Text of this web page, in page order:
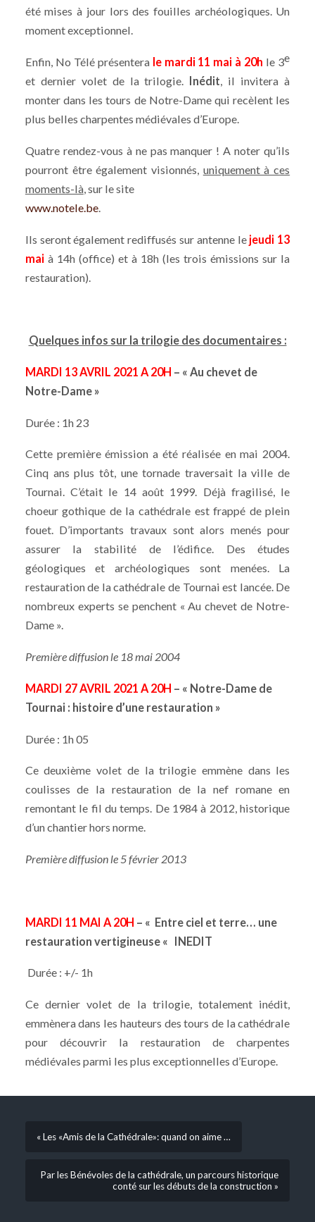
été mises à jour lors des fouilles archéologiques. Un
moment exceptionnel.
Enfin, No Télé présentera le mardi 11 mai à 20h le 3e
et dernier volet de la trilogie. Inédit, il invitera à
monter dans les tours de Notre-Dame qui recèlent les
plus belles charpentes médiévales d’Europe.
Quatre rendez-vous à ne pas manquer ! A noter qu’ils
pourront être également visionnés, uniquement à ces
moments-là, sur le site
www.notele.be.
Ils seront également rediffusés sur antenne le jeudi 13
mai à 14h (office) et à 18h (les trois émissions sur la
restauration).
Quelques infos sur la trilogie des documentaires :
MARDI 13 AVRIL 2021 A 20H – « Au chevet de
Notre-Dame »
Durée : 1h 23
Cette première émission a été réalisée en mai 2004.
Cinq ans plus tôt, une tornade traversait la ville de
Tournai. C’était le 14 août 1999. Déjà fragilisé, le
choeur gothique de la cathédrale est frappé de plein
fouet. D’importants travaux sont alors menés pour
assurer la stabilité de l’édifice. Des études
géologiques et archéologiques sont menées. La
restauration de la cathédrale de Tournai est lancée. De
nombreux experts se penchent « Au chevet de Notre-
Dame ».
Première diffusion le 18 mai 2004
MARDI 27 AVRIL 2021 A 20H – « Notre-Dame de
Tournai : histoire d’une restauration »
Durée : 1h 05
Ce deuxième volet de la trilogie emmène dans les
coulisses de la restauration de la nef romane en
remontant le fil du temps. De 1984 à 2012, historique
d’un chantier hors norme.
Première diffusion le 5 février 2013
MARDI 11 MAI A 20H – « Entre ciel et terre… une
restauration vertigineuse « INEDIT
Durée : +/- 1h
Ce dernier volet de la trilogie, totalement inédit,
emmènera dans les hauteurs des tours de la cathédrale
pour découvrir la restauration de charpentes
médiévales parmi les plus exceptionnelles d’Europe.
« Les «Amis de la Cathédrale»: quand on aime …
Par les Bénévoles de la cathédrale, un parcours historique
conté sur les débuts de la construction »